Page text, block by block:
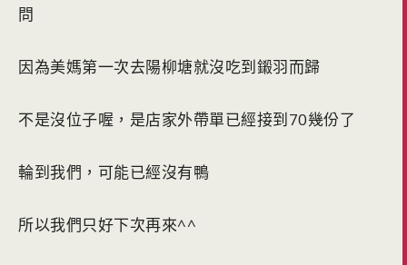
問
因為美媽第一次去陽柳塘就沒吃到鎩羽而歸
不是沒位子喔，是店家外帶單已經接到70幾份了
輪到我們，可能已經沒有鴨
所以我們只好下次再來^^